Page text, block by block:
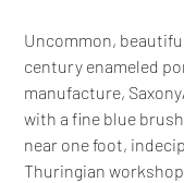
Uncommon,
century enameled
manufacture,
with a fine blue
near one foot,
Thuringian